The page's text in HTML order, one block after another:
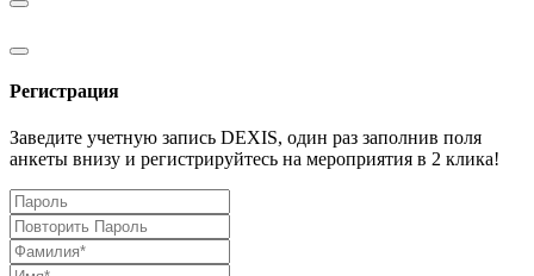
Регистрация
Заведите учетную запись DEXIS, один раз заполнив поля
анкеты внизу и регистрируйтесь на мероприятия в 2 клика!